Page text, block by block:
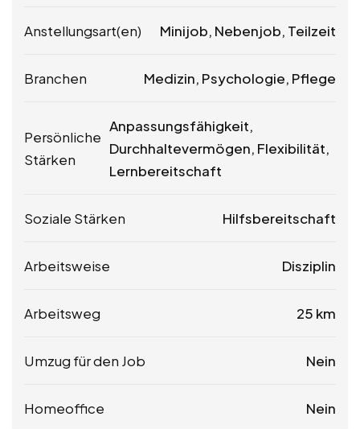
Anstellungsart(en) Minijob, Nebenjob, Teilzeit
Branchen Medizin, Psychologie, Pflege
Persönliche
Stärken
Anpassungsfähigkeit,
Durchhaltevermögen, Flexibilität,
Lernbereitschaft
Soziale Stärken Hilfsbereitschaft
Arbeitsweise Disziplin
Arbeitsweg 25 km
Umzug für den Job Nein
Homeoffice Nein